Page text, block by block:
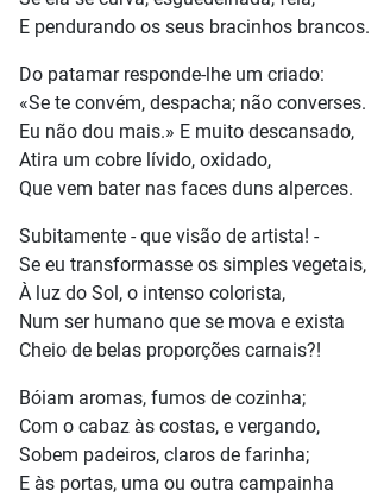
E pendurando os seus bracinhos brancos.
Do patamar responde-lhe um criado:
«Se te convém, despacha; não converses.
Eu não dou mais.» E muito descansado,
Atira um cobre lívido, oxidado,
Que vem bater nas faces duns alperces.
Subitamente - que visão de artista! -
Se eu transformasse os simples vegetais,
À luz do Sol, o intenso colorista,
Num ser humano que se mova e exista
Cheio de belas proporções carnais?!
Bóiam aromas, fumos de cozinha;
Com o cabaz às costas, e vergando,
Sobem padeiros, claros de farinha;
E às portas, uma ou outra campainha